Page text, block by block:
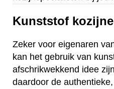
Kunststof
Zeker voor eigenaren
kan het gebruik van
afschrikwekkend idee
daardoor de